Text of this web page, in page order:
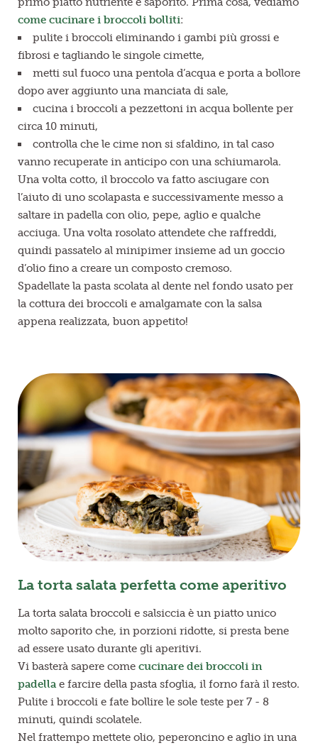
come cucinare i broccoli bolliti:
pulite i broccoli eliminando i gambi più grossi e
fibrosi e tagliando le singole cimette,
metti sul fuoco una pentola d’acqua e porta a bollore
dopo aver aggiunto una manciata di sale,
cucina i broccoli a pezzettoni in acqua bollente per
circa 10 minuti,
controlla che le cime non si sfaldino, in tal caso
vanno recuperate in anticipo con una schiumarola.
Una volta cotto, il broccolo va fatto asciugare con
l’aiuto di uno scolapasta e successivamente messo a
saltare in padella con olio, pepe, aglio e qualche
acciuga. Una volta rosolato attendete che raffreddi,
quindi passatelo al minipimer insieme ad un goccio
d’olio fino a creare un composto cremoso.
Spadellate la pasta scolata al dente nel fondo usato per
la cottura dei broccoli e amalgamate con la salsa
appena realizzata, buon appetito!
La torta salata perfetta come aperitivo
La torta salata broccoli e salsiccia è un piatto unico
molto saporito che, in porzioni ridotte, si presta bene
ad essere usato durante gli aperitivi.
Vi basterà sapere come cucinare dei broccoli in
padellae farcire della pasta sfoglia, il forno farà il resto.
Pulite i broccoli e fate bollire le sole teste per 7 - 8
minuti, quindi scolatele.
Nel frattempo mettete olio, peperoncino e aglio in una